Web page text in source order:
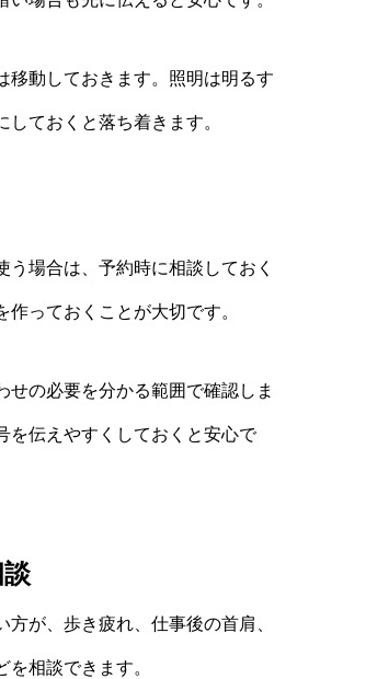
移動しておきます。照明は明るす
ておくと落ち着きます。
場合は、予約時に相談しておく
っておくことが大切です。
の必要を分かる範囲で確認しま
を伝えやすくしておくと安心で
が、歩き疲れ、仕事後の首肩、
相談できます。